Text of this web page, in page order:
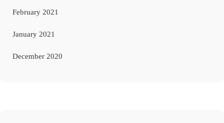
February 2021
January 2021
December 2020